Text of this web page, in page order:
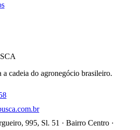
a cadeia do agronegócio brasileiro.
995, Sl. 51 · Bairro Centro ·